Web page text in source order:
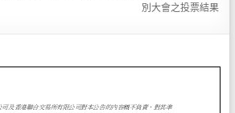
別大會之投票結果